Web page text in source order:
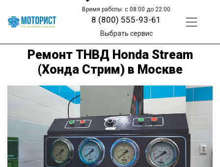
Время работы: с 08:00 до 22:00
8 (800) 555-93-61
Выбрать сервис
Ремонт ТНВД Honda Stream
(Хонда Стрим) в Москве